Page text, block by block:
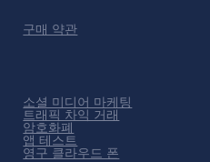
구매 약관
소셜 미디어 마케팅
트래픽 차익 거래
암호화폐
앱 테스트
영구 클라우드 폰